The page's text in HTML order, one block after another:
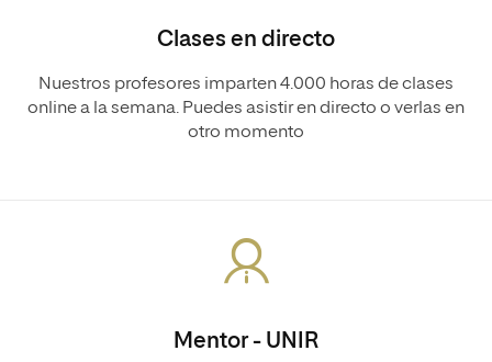
Clases en directo
Nuestros profesores imparten 4.000 horas de clases
online a la semana. Puedes asistir en directo o verlas en
otro momento
Mentor - UNIR